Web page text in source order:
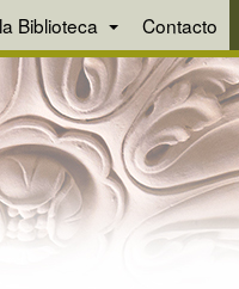
Biblioteca Contacto